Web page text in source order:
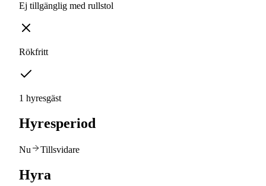
Ej tillgänglig med rullstol
Rökfritt
1 hyresgäst
Hyresperiod
Nu Tillsvidare
Hyra